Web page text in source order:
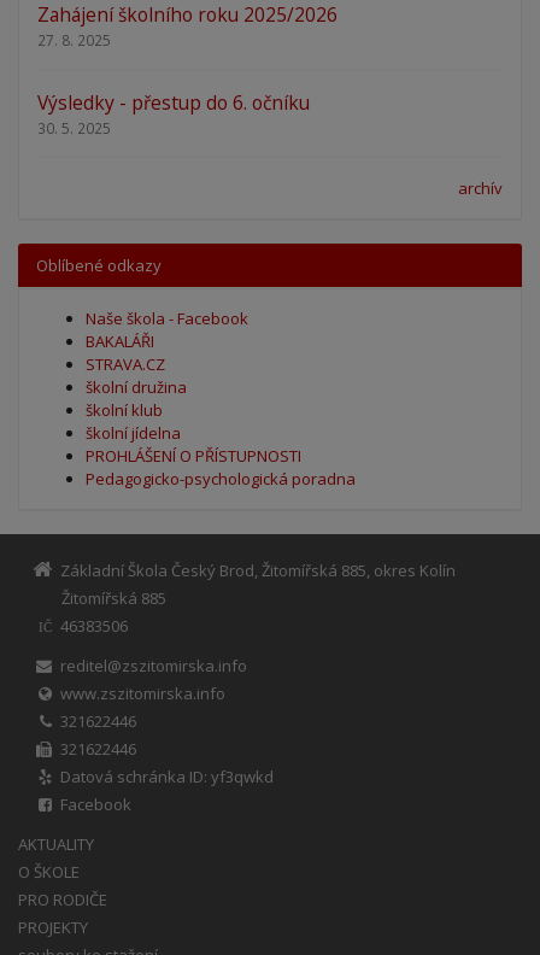
Zahájení školního roku 2025/2026
27. 8. 2025
Výsledky - přestup do 6. očníku
30. 5. 2025
archív
Oblíbené odkazy
Naše škola - Facebook
BAKALÁŘI
STRAVA.CZ
školní družina
školní klub
školní jídelna
PROHLÁŠENÍ O PŘÍSTUPNOSTI
Pedagogicko-psychologická poradna
Základní Škola Český Brod, Žitomířská 885, okres Kolín
Žitomířská 885
IČ
46383506
reditel@zszitomirska.info
www.zszitomirska.info
321622446
321622446
Datová schránka ID: yf3qwkd
Facebook
AKTUALITY
O ŠKOLE
PRO RODIČE
PROJEKTY